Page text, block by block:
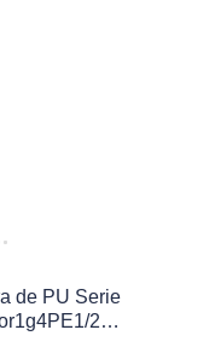
de PU Serie
2